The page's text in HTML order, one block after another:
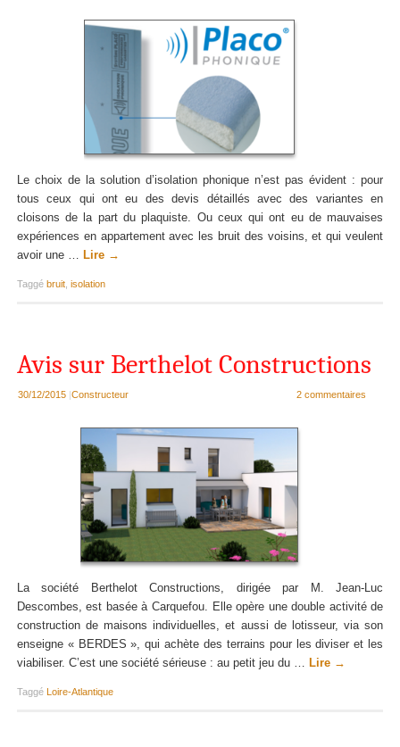
Le choix de la solution d’isolation phonique n’est pas évident : pour
tous ceux qui ont eu des devis détaillés avec des variantes en
cloisons de la part du plaquiste. Ou ceux qui ont eu de mauvaises
expériences en appartement avec les bruit des voisins, et qui veulent
avoir une …
Lire →
Taggé bruit, isolation
Avis sur Berthelot Constructions
30/12/2015 Constructeur 2 commentaires
La société Berthelot Constructions, dirigée par M. Jean-Luc
Descombes, est basée à Carquefou. Elle opère une double activité de
construction de maisons individuelles, et aussi de lotisseur, via son
enseigne « BERDES », qui achète des terrains pour les diviser et les
viabiliser. C’est une société sérieuse : au petit jeu du …
Lire →
Taggé Loire-Atlantique